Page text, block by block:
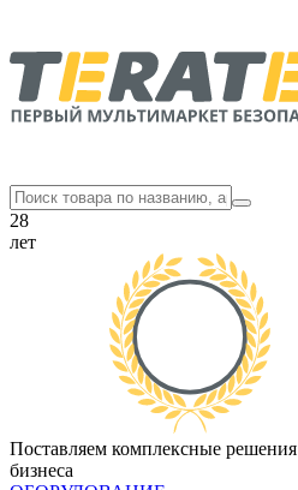
28
лет
Поставляем комплексные
бизнеса